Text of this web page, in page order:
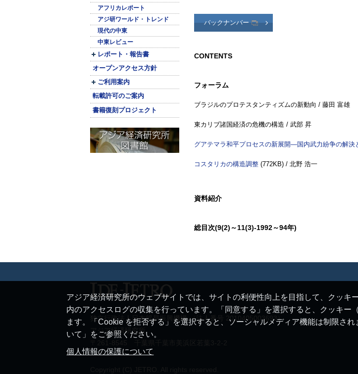
アフリカレポート
アジ研ワールド・トレンド
現代の中東
中東レビュー
レポート・報告書
オープンアクセス方針
ご利用案内
転載許可のご案内
書籍復刻プロジェクト
バックナンバー
CONTENTS
フォーラム
ブラジルのプロテスタンティズムの新動向 / 藤田 富雄
東カリブ諸国経済の危機の構造 / 武部 昇
グアテマラ和平プロセスの新展開—国内武力紛争の解決
コスタリカの構造調整 (772KB) / 北野 浩一
資料紹介
総目次(9(2)～11(3)-1992～94年)
独立行政法人日本貿易振興機構 （法人番号 2010405003693）
アジア経済研究所
アジア経済研究所のウェブサイトでは、サイトの利便性向上を目指して、クッ
内のアクセスログの収集を行っています。「同意する」を選択すると、クッキ
ます。「Cookie を拒否する」を選択すると、ソーシャルメディア機能は制限さ
いて」をご参照ください。
個人情報の保護について